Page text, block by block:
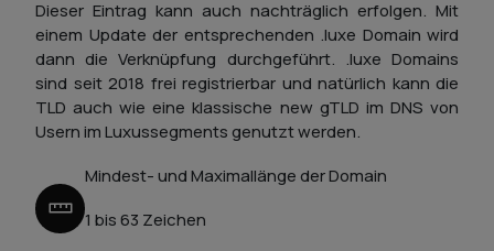
Dieser Eintrag kann auch nachträglich erfolgen. Mit
einem Update der entsprechenden .luxe Domain wird
dann die Verknüpfung durchgeführt. .luxe Domains
sind seit 2018 frei registrierbar und natürlich kann die
TLD auch wie eine klassische new gTLD im DNS von
Usern im Luxussegments genutzt werden.
Mindest- und Maximallänge der Domain
1 bis 63 Zeichen